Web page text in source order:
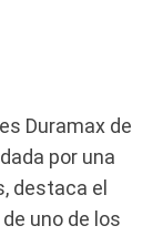
Duramax de
por una
destaca el
uno de los